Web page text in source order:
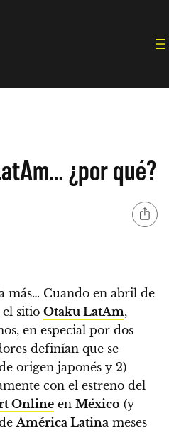
¿por qué?
más… Cuando en abril de
sitio Otaku LatAm,
en especial por dos
definían que se
origen japonés y 2)
con el estreno del
Online en México (y
América Latina meses